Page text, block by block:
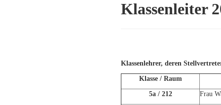
Klassenleiter
Klassenlehrer, deren
Klasse / Raum
5a / 212 Frau